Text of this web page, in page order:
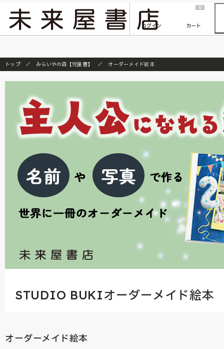
『ONE PIECE magazine 021 ONE PIECEカード付き同梱版』発売延期のご案内
ログイン
0
カート
トップ みらいやの森【児童書】 オーダーメイド絵本
STUDIO BUKIオーダーメイド絵本
オーダーメイド絵本